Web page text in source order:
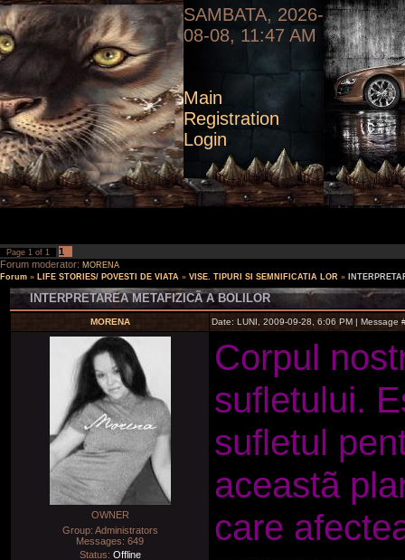
SAMBATA, 2026-
08-08, 11:47 AM
Main
Registration
Login
Page 1 of 1
1
Forum moderator: MORENA
Forum » LIFE STORIES/ POVESTI DE VIATA » VISE. TIPURI SI SEMNIFICATIA LOR »
INTERPRETAREA METAFIZICÃ A BOLILOR
MORENA Date: LUNI, 2009-09-28, 6:06 PM | Message
OWNER
Group: Administrators
Messages: 649
Status: Offline
Corpul
sufletului.
sufletul
aceastã
care